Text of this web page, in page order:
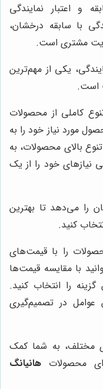
و اعتبار نمایندگی
با سابقه درخشان،
مشتری است.
یکی از مهم‌ترین
است.
کاملی از محصولات
مورد نیاز خود را به
بالای محصولات، به
نیازهای خود را از یک
را می‌دهد تا بهترین
کنید.
را با قیمت‌های
با مقایسه قیمت‌ها
را انتخاب کنید.
در تصمیم‌گیری
مختلف، به شما کمک
محصولات هانیانگ